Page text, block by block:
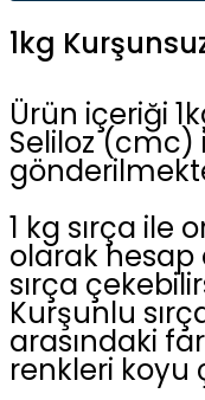
1kg
Ürün içeriği
Seliloz (cmc)
1 kg sırça ile
olarak hesap
sırça
Kurşunlu
arasındaki
renkleri koyu